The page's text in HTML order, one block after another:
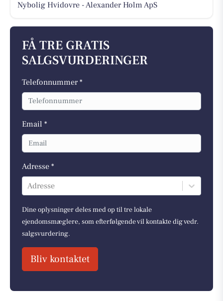
Nybolig Hvidovre - Alexander Holm ApS
FÅ TRE GRATIS
SALGSVURDERINGER
Telefonnummer *
Email *
Adresse *
Adresse
Dine oplysninger deles med op til tre lokale
ejendomsmæglere, som efterfølgende vil kontakte dig vedr.
salgsvurdering.
Bliv kontaktet